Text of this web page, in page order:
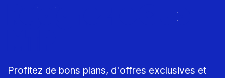
Rejoignez le Club
Profitez de bons plans, d'offres exclusives et